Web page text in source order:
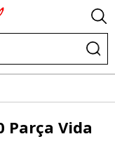
Parça Vida